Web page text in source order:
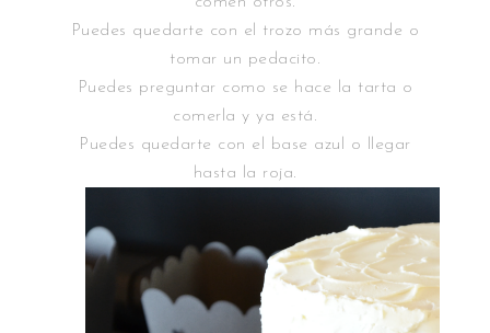
Puedes quedarte con el trozo más grande o
tomar un pedacito.
Puedes preguntar como se hace la tarta o
comerla y ya está.
Puedes quedarte con el base azul o llegar
hasta la roja.